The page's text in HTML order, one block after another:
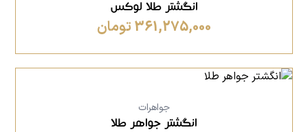
انگشتر طلا لوکس
361,275,000 تومان
جواهرات
انگشتر جواهر طلا